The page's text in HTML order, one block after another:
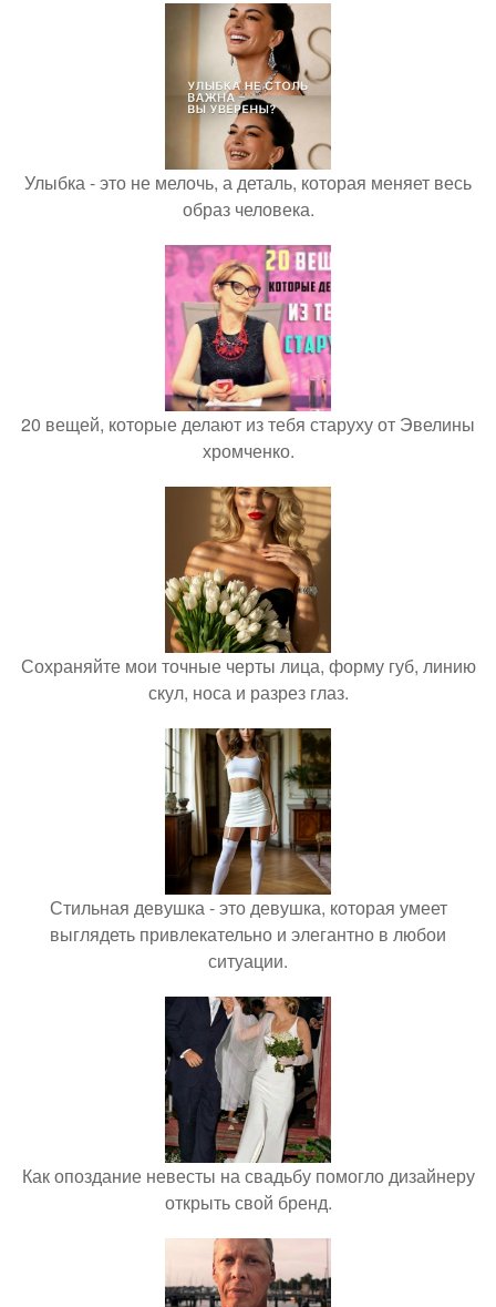
Улыбка - это не мелочь, а деталь, которая меняет весь
образ человека.
20 вещей, которые делают из тебя старуху от Эвелины
хромченко.
Сохраняйте мои точные черты лица, форму губ, линию
скул, носа и разрез глаз.
Стильная девушка - это девушка, которая умеет
выглядеть привлекательно и элегантно в любои
ситуации.
Как опоздание невесты на свадьбу помогло дизайнеру
открыть свой бренд.